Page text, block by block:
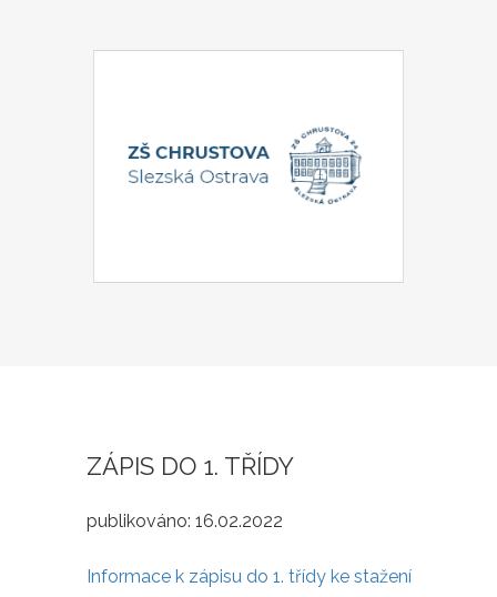
ZÁPIS DO 1. TŘÍDY
publikováno: 16.02.2022
Informace k zápisu do 1. třídy ke stažení